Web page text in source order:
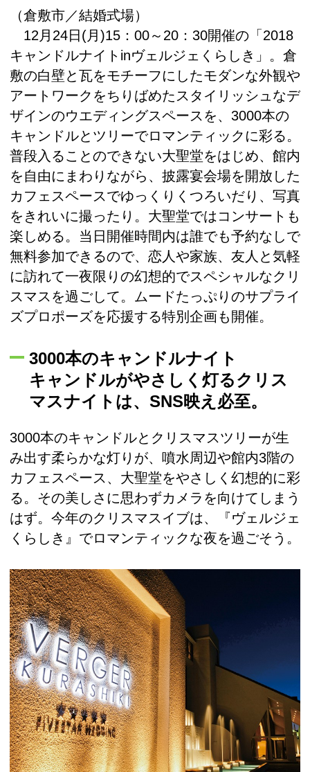
（倉敷市／結婚式場）
12月24日(月)15：00～20：30開催の「2018
キャンドルナイトinヴェルジェくらしき」。倉
敷の白壁と瓦をモチーフにしたモダンな外観や
アートワークをちりばめたスタイリッシュなデ
ザインのウエディングスペースを、3000本の
キャンドルとツリーでロマンティックに彩る。
普段入ることのできない大聖堂をはじめ、館内
を自由にまわりながら、披露宴会場を開放した
カフェスペースでゆっくりくつろいだり、写真
をきれいに撮ったり。大聖堂ではコンサートも
楽しめる。当日開催時間内は誰でも予約なしで
無料参加できるので、恋人や家族、友人と気軽
に訪れて一夜限りの幻想的でスペシャルなクリ
スマスを過ごして。ムードたっぷりのサプライ
ズプロポーズを応援する特別企画も開催。
3000本のキャンドルナイト
キャンドルがやさしく灯るクリス
マスナイトは、SNS映え必至。
3000本のキャンドルとクリスマスツリーが生
み出す柔らかな灯りが、噴水周辺や館内3階の
カフェスペース、大聖堂をやさしく幻想的に彩
る。その美しさに思わずカメラを向けてしまう
はず。今年のクリスマスイブは、『ヴェルジェ
くらしき』でロマンティックな夜を過ごそう。